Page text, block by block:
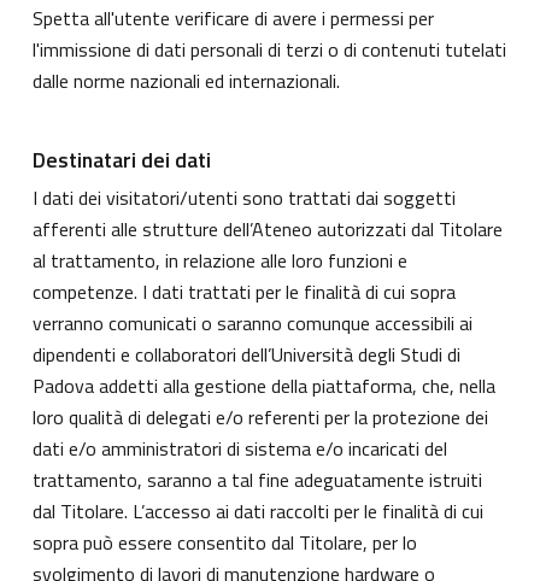
Spetta all'utente verificare di avere i permessi per
l'immissione di dati personali di terzi o di contenuti tutelati
dalle norme nazionali ed internazionali.
Destinatari dei dati
I dati dei visitatori/utenti sono trattati dai soggetti
afferenti alle strutture dell’Ateneo autorizzati dal Titolare
al trattamento, in relazione alle loro funzioni e
competenze. I dati trattati per le finalità di cui sopra
verranno comunicati o saranno comunque accessibili ai
dipendenti e collaboratori dell’Università degli Studi di
Padova addetti alla gestione della piattaforma, che, nella
loro qualità di delegati e/o referenti per la protezione dei
dati e/o amministratori di sistema e/o incaricati del
trattamento, saranno a tal fine adeguatamente istruiti
dal Titolare. L’accesso ai dati raccolti per le finalità di cui
sopra può essere consentito dal Titolare, per lo
svolgimento di lavori di manutenzione hardware o